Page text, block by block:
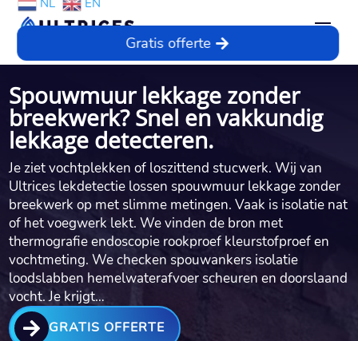
NL EN
Gratis offerte
Spouwmuur lekkage zonder
breekwerk? Snel en vakkundig
lekkage detecteren.
Je ziet vochtplekken of loszittend stucwerk.​ Wij van
Ultrices lekdetectie lossen spouwmuur lekkage zonder
breekwerk op met slimme metingen.​ Vaak is isolatie nat
of het voegwerk lekt.​ We vinden de bron met
thermografie endoscopie rookproef kleurstofproef en
vochtmeting.​ We checken spouwankers isolatie
loodslabben hemelwaterafvoer scheuren en doorslaand
vocht.​ Je krijgt…
 GRATIS OFFERTE